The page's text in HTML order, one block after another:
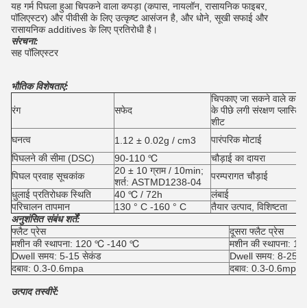
यह गर्म पिघला हुआ चिपकने वाला कपड़ा (कपास, नायलॉन, रासायनिक फाइबर,
पॉलिएस्टर) और पीवीसी के लिए उत्कृष्ट आसंजन है, और धोने, सूखी सफाई और
रासायनिक additives के लिए प्रतिरोधी है।
संरचना:
सह पॉलिएस्टर
भौतिक विशेषताएं:
रंग सफेद
चिपकाए जा सकने वाले
के पीछे लगी संरक्षण प्लास्टिक
शीट
घनत्व
1.12 ± 0.02g / cm3
पारंपरिक मोटाई
पिघलने की सीमा (DSC)
90-110 ℃
चौड़ाई का दायरा
पिघल प्रवाह सूचकांक
20 ± 10 ग्राम / 10min;
शर्त: ASTMD1238-04
परम्परागत चौड़ाई
धुलाई प्रतिरोधक स्थिति
40 ℃ / 72h
लंबाई
परिचालन तापमान
130 ° C -160 ° C
तैयार उत्पाद, विशिष्टता
अनुशंसित संबंध शर्तें:
फ्लैट प्रेस
दूसरा फ्लैट प्रेस
मशीन की स्थापना: 120 ℃ -140 ℃
मशीन की स्थापना:
Dwell समय: 5-15 सेकंड
Dwell समय: 8-25
दबाव: 0.3-0.6mpa
दबाव: 0.3-0.6mpa
उत्पाद तस्वीरें: